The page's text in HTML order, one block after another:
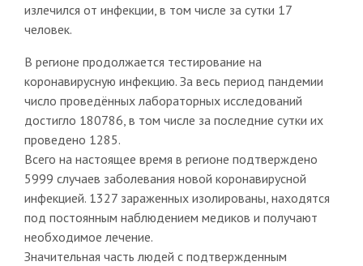
излечился от инфекции, в том числе за сутки 17
человек.
В регионе продолжается тестирование на
коронавирусную инфекцию. За весь период пандемии
число проведённых лабораторных исследований
достигло 180786, в том числе за последние сутки их
проведено 1285.
Всего на настоящее время в регионе подтверждено
5999 случаев заболевания новой коронавирусной
инфекцией. 1327 зараженных изолированы, находятся
под постоянным наблюдением медиков и получают
необходимое лечение.
Значительная часть людей с подтвержденным